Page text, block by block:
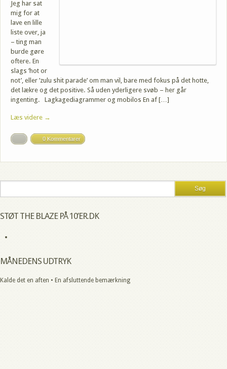
Jeg har sat
mig for at
lave en lille
liste over, ja
– ting man
burde gøre
oftere. En
slags ’hot or
not’, eller ’zulu shit parade’ om man vil, bare med fokus på det hotte,
det lækre og det positive. Så uden yderligere svøb – her går
ingenting. Lagkagediagrammer og mobilos En af […]
Læs videre →
0 Kommentarer
STØT THE BLAZE PÅ 10’ER.DK
MÅNEDENS UDTRYK
Kalde det en aften • En afsluttende bemærkning